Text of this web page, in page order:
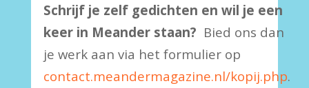
Schrijf je zelf gedichten en wil je een
keer in Meander staan? Bied ons dan
je werk aan via het formulier op
contact.meandermagazine.nl/kopij.php.